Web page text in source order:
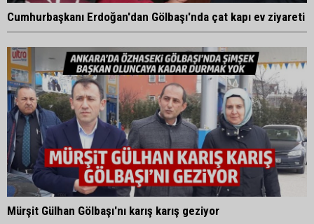
Cumhurbaşkanı Erdoğan'dan Gölbaşı'nda çat kapı ev ziyareti
Mürşit Gülhan Gölbaşı'nı karış karış geziyor